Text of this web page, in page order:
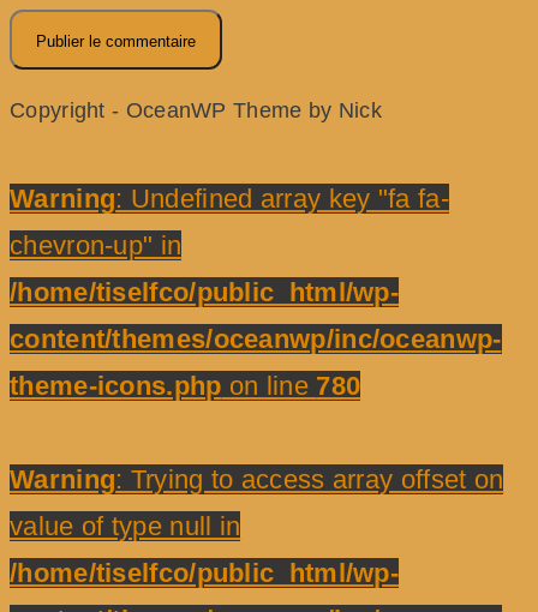
Copyright - OceanWP Theme by Nick
Warning: Undefined array key "fa fa-
chevron-up" in
/home/tiselfco/public_html/wp-
content/themes/oceanwp/inc/oceanwp-
theme-icons.php on line 780
Warning: Trying to access array offset on
value of type null in
/home/tiselfco/public_html/wp-